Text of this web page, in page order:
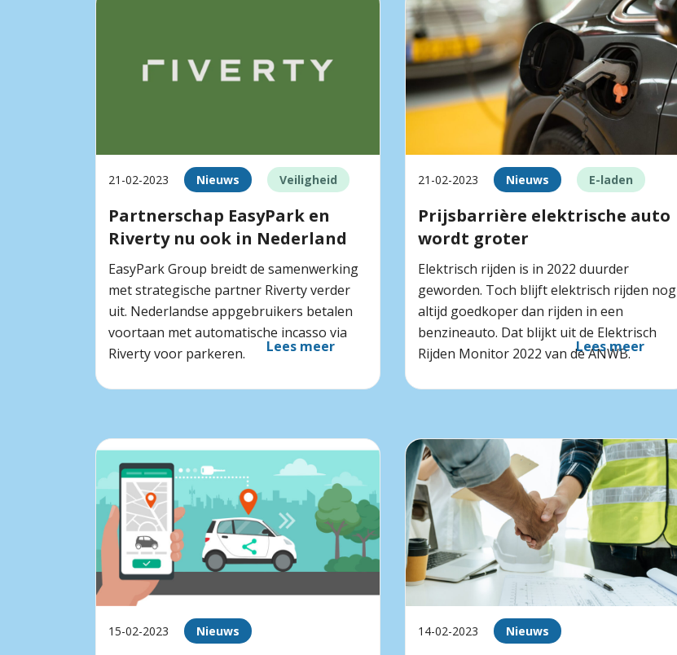
21-02-2023 Nieuws Veiligheid
Partnerschap EasyPark en
Riverty nu ook in Nederland
EasyPark Group breidt de samenwerking
met strategische partner Riverty verder
uit. Nederlandse appgebruikers betalen
voortaan met automatische incasso via
Riverty voor parkeren.
Lees meer
21-02-2023 Nieuws E-laden
Prijsbarrière elektrische auto
wordt groter
Elektrisch rijden is in 2022 duurder
geworden. Toch blijft elektrisch rijden nog
altijd goedkoper dan rijden in een
benzineauto. Dat blijkt uit de Elektrisch
Rijden Monitor 2022 van de ANWB.
Lees meer
15-02-2023 Nieuws 14-02-2023 Nieuws